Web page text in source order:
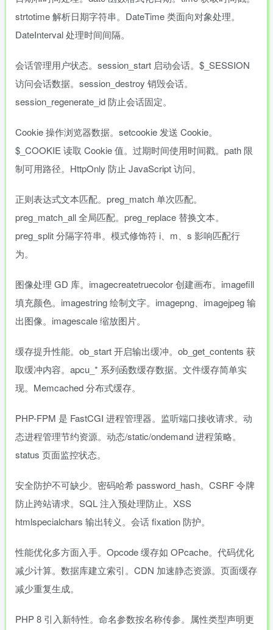
strtotime 解析日期字符串。DateTime 类面向对象处理。
DateInterval 处理时间间隔。
会话管理用户状态。session_start 启动会话。$_SESSION
访问会话数据。session_destroy 销毁会话。
session_regenerate_id 防止会话固定。
Cookie 操作浏览器数据。setcookie 发送 Cookie。
$_COOKIE 读取 Cookie 值。过期时间使用时间戳。path 限
制可用路径。HttpOnly 防止 JavaScript 访问。
正则表达式文本匹配。preg_match 单次匹配。
preg_match_all 全局匹配。preg_replace 替换文本。
preg_split 分隔字符串。模式修饰符 i、m、s 影响匹配行
为。
图像处理 GD 库。imagecreatetruecolor 创建画布。imagefill
填充颜色。imagestring 绘制文字。imagepng、imagejpeg 输
出图像。imagescale 缩放图片。
缓存提升性能。ob_start 开启输出缓冲。ob_get_contents 获
取缓冲内容。apcu_* 系列函数缓存数据。文件缓存简单实
现。Memcached 分布式缓存。
PHP-FPM 是 FastCGI 进程管理器。监听端口接收请求。动
态进程管理节约资源。动态/static/ondemand 进程策略。
status 页面监控状态。
安全防护不可缺少。密码哈希 password_hash。CSRF 令牌
防止跨站请求。SQL 注入预处理防止。XSS
htmlspecialchars 输出转义。会话 fixation 防护。
性能优化多方面入手。Opcode 缓存如 OPcache。代码优化
减少计算。数据库建立索引。CDN 加速静态资源。页面缓存
减少重复生成。
PHP 8 引入新特性。命名参数按名称传参。属性类型声明更